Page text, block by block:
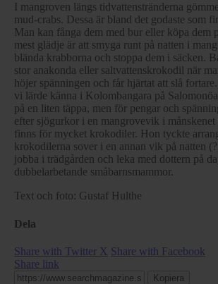
I mangroven längs tidvattenstränderna
mud-crabs. Dessa är bland det godaste som
Man kan fånga dem med bur eller köpa dem
mest glädje är att smyga runt på natten i
blända krabborna och stoppa dem i säcken.
stor anakonda eller saltvattenskrokodil när
höjer spänningen och får hjärtat att slå
vi lärde känna i Kolombangara på
på en liten täppa, men för pengar och
efter sjögurkor i en mangrovevik i månskenet
finns för mycket krokodiler. Hon tyckte
krokodilerna sover i en annan vik på natten
jobba i trädgården och leka med dottern på
dubbelarbetande småbarnsmammor.
Text och foto: Gustaf Hulthe
Dela
Share with Twitter X Share with Facebook
Share link
Kopiera